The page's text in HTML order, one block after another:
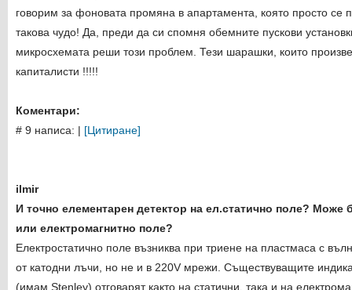
говорим за фоновата промяна в апартамента, която просто се
такова чудо! Да, преди да си спомня обемните пускови
микросхемата реши този проблем. Тези шарашки, които
капиталисти !!!!!
Коментари:
# 9 написа: | [Цитиране]
ilmir
И точно елементарен детектор на ел.статично поле? Може
или електромагнитно поле?
Електростатично поле възниква при триене на пластмаса с
от катодни лъчи, но не и в 220V мрежи. Съществуващите
(имам Stenley) отговарят както на статични, така и на